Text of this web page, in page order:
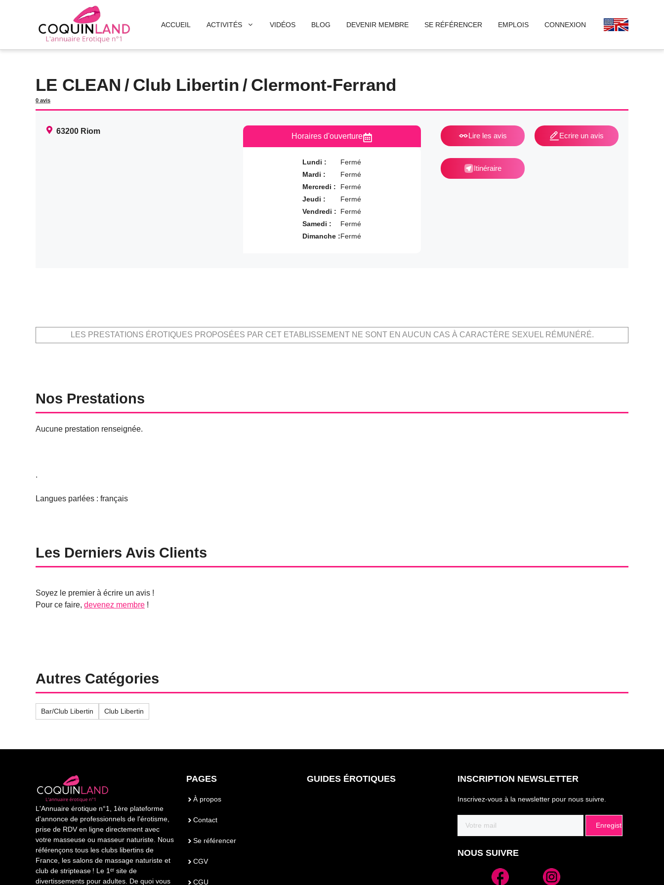
ACCUEIL ACTIVITÉS VIDÉOS BLOG DEVENIR MEMBRE SE RÉFÉRENCER EMPLOIS CONNEXION
LE CLEAN / Club Libertin / Clermont-Ferrand
0 avis
63200 Riom
Horaires d'ouverture
Lundi :
Mardi :
Mercredi :
Jeudi :
Vendredi :
Samedi :
Dimanche :
Fermé
Fermé
Fermé
Fermé
Fermé
Fermé
Fermé
Lire les avis Ecrire un avis
Itinéraire
LES PRESTATIONS ÉROTIQUES PROPOSÉES PAR CET ETABLISSEMENT NE SONT EN AUCUN CAS À CARACTÈRE SEXUEL RÉMUNÉRÉ.
Nos Prestations
Aucune prestation renseignée.
.
Langues parlées : français
Les Derniers Avis Clients
Soyez le premier à écrire un avis !
Pour ce faire, devenez membre !
Autres Catégories
Bar/Club Libertin Club Libertin
L'Annuaire érotique n°1, 1ère plateforme
d'annonce de professionnels de l'érotisme,
prise de RDV en ligne directement avec
votre masseuse ou masseur naturiste. Nous
référençons tous les clubs libertins de
France, les salons de massage naturiste et
club de striptease ! Le 1ᵉʳ site de
divertissements pour adultes. De quoi vous
PAGES
À propos
Contact
Se référencer
CGV
CGU
GUIDES ÉROTIQUES INSCRIPTION NEWSLETTER
Inscrivez-vous à la newsletter pour nous suivre.
Alternative:
NOUS SUIVRE